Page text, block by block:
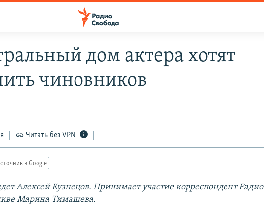
дом актера хотят
чиновников
Читать без VPN
в Google
Алексей Кузнецов. Принимает участие корреспондент Радио
Марина Тимашева.